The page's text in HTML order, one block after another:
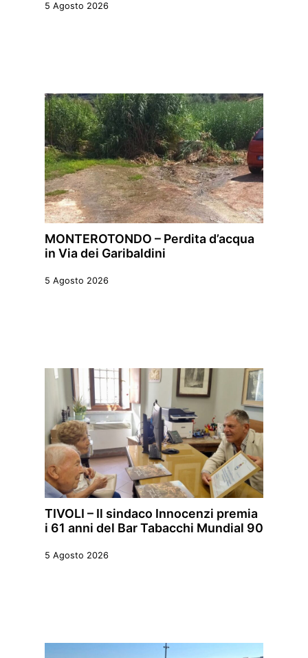
5 Agosto 2026
MONTEROTONDO – Perdita d’acqua
in Via dei Garibaldini
5 Agosto 2026
TIVOLI – Il sindaco Innocenzi premia
i 61 anni del Bar Tabacchi Mundial 90
5 Agosto 2026